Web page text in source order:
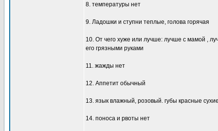
8. температуры нет
9. Ладошки и ступни теплые, голова горячая
10. От чего хуже или лучше: лучше с мамой ,
его грязными руками
11. жажды нет
12. Аппетит обычный
13. язык влажный, розовый. губы красные
14. поноса и рвоты нет